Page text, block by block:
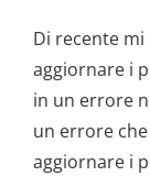
Di recente
aggiornare i
in un errore
un errore
aggiornare i